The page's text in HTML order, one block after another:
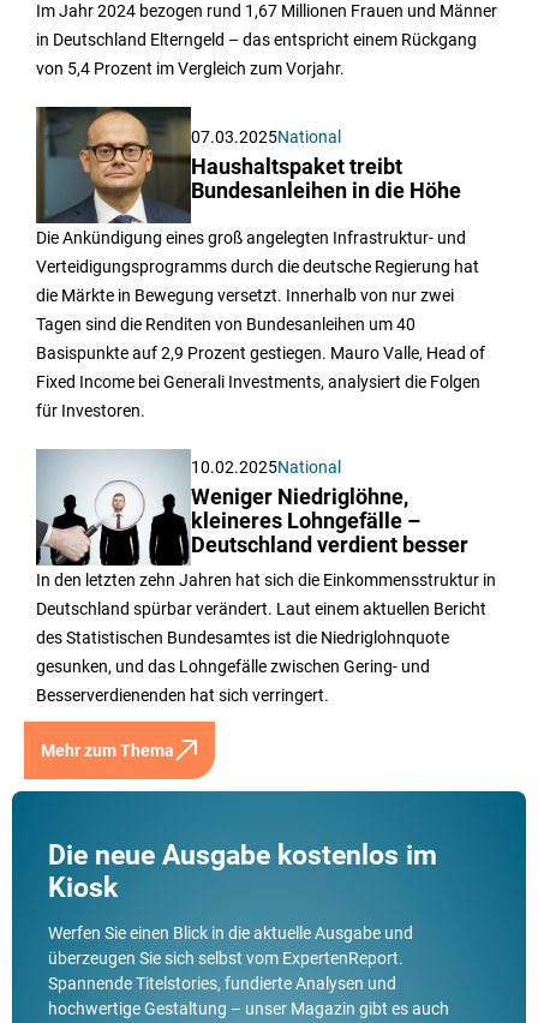
Im Jahr 2024 bezogen rund 1,67 Millionen Frauen und Männer
in Deutschland Elterngeld – das entspricht einem Rückgang
von 5,4 Prozent im Vergleich zum Vorjahr.
07.03.2025National
Haushaltspaket treibt
Bundesanleihen in die Höhe
Die Ankündigung eines groß angelegten Infrastruktur- und
Verteidigungsprogramms durch die deutsche Regierung hat
die Märkte in Bewegung versetzt. Innerhalb von nur zwei
Tagen sind die Renditen von Bundesanleihen um 40
Basispunkte auf 2,9 Prozent gestiegen. Mauro Valle, Head of
Fixed Income bei Generali Investments, analysiert die Folgen
für Investoren.
10.02.2025National
Weniger Niedriglöhne,
kleineres Lohngefälle –
Deutschland verdient besser
In den letzten zehn Jahren hat sich die Einkommensstruktur in
Deutschland spürbar verändert. Laut einem aktuellen Bericht
des Statistischen Bundesamtes ist die Niedriglohnquote
gesunken, und das Lohngefälle zwischen Gering- und
Besserverdienenden hat sich verringert.
Mehr zum Thema
Die neue Ausgabe kostenlos im
Kiosk
Werfen Sie einen Blick in die aktuelle Ausgabe und
überzeugen Sie sich selbst vom ExpertenReport.
Spannende Titelstories, fundierte Analysen und
hochwertige Gestaltung – unser Magazin gibt es auch